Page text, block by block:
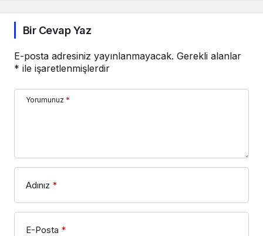
Bir Cevap Yaz
E-posta adresiniz yayınlanmayacak. Gerekli alanlar
* ile işaretlenmişlerdir
Yorumunuz *
Adınız *
E-Posta *